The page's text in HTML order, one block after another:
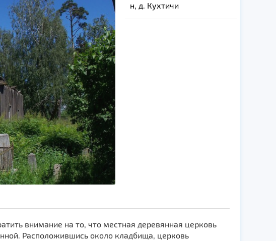
н, д. Кухтичи
внимание на то, что местная деревянная церковь
Расположившись около кладбища, церковь